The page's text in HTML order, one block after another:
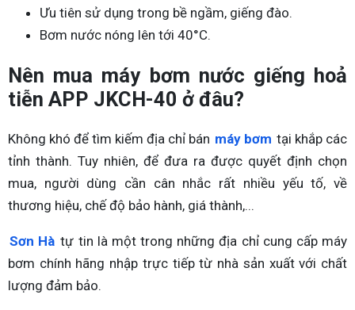
Ưu tiên sử dụng trong bề ngầm, giếng đào.
Bơm nước nóng lên tới 40°C.
Nên mua máy bơm nước giếng hoả
tiễn APP JKCH-40 ở đâu?
Không khó để tìm kiếm địa chỉ bán máy bơm tại khắp các
tỉnh thành. Tuy nhiên, để đưa ra được quyết định chọn
mua, người dùng cần cân nhắc rất nhiều yếu tố, về
thương hiệu, chế độ bảo hành, giá thành,...
Sơn Hà tự tin là một trong những địa chỉ cung cấp máy
bơm chính hãng nhập trực tiếp từ nhà sản xuất với chất
lượng đảm bảo.